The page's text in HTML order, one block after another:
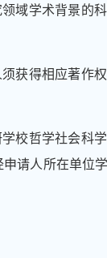
域学术背景的
获得相应著作
校哲学社会科
申请人所在单位